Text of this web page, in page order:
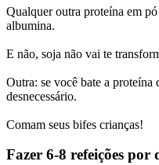
Qualquer outra proteína em
albumina.
E não, soja não vai te
Outra: se você bate a
desnecessário.
Comam seus bifes crianças!
Fazer 6-8 refeições por